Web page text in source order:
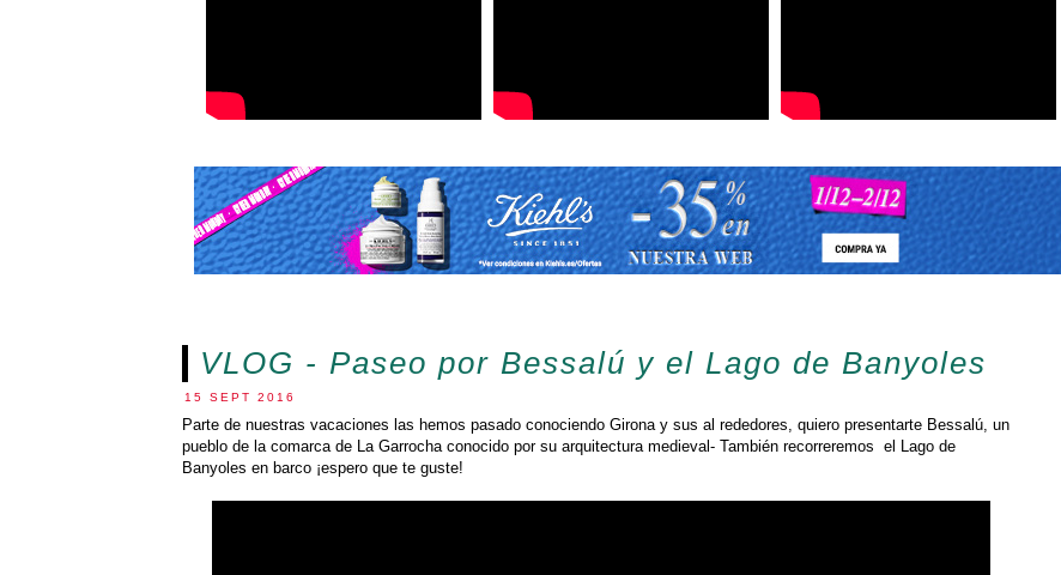
VLOG - Paseo por Bessalú y el Lago de Banyoles
15 SEPT 2016
Parte de nuestras vacaciones las hemos pasado conociendo Girona y sus al rededores, quiero presentarte Bessalú, un
pueblo de la comarca de La Garrocha conocido por su arquitectura medieval- También recorreremos el Lago de
Banyoles en barco ¡espero que te guste!